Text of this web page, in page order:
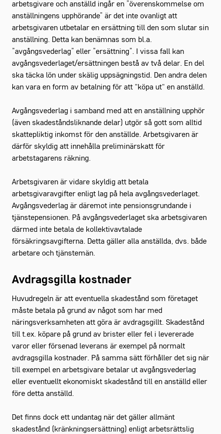
arbetsgivare och anställd ingår en ”överenskommelse om
anställningens upphörande” är det inte ovanligt att
arbetsgivaren utbetalar en ersättning till den som slutar sin
anställning. Detta kan benämnas som bl.a.
”avgångsvederlag” eller ”ersättning”. I vissa fall kan
avgångsvederlaget/ersättningen bestå av två delar. En del
ska täcka lön under skälig uppsägningstid. Den andra delen
kan vara en form av betalning för att "köpa ut" en anställd.
Avgångsvederlag i samband med att en anställning upphör
(även skadeståndsliknande delar) utgör så gott som alltid
skattepliktig inkomst för den anställde. Arbetsgivaren är
därför skyldig att innehålla preliminärskatt för
arbetstagarens räkning.
Arbetsgivaren är vidare skyldig att betala
arbetsgivaravgifter enligt lag på hela avgångsvederlaget.
Avgångsvederlag är däremot inte pensionsgrundande i
tjänstepensionen. På avgångsvederlaget ska arbetsgivaren
därmed inte betala de kollektivavtalade
försäkringsavgifterna. Detta gäller alla anställda, dvs. både
arbetare och tjänstemän.
Avdragsgilla kostnader
Huvudregeln är att eventuella skadestånd som företaget
måste betala på grund av något som har med
näringsverksamheten att göra är avdragsgillt. Skadestånd
till t.ex. köpare på grund av brister eller fel i levererade
varor eller försenad leverans är exempel på normalt
avdragsgilla kostnader. På samma sätt förhåller det sig när
till exempel en arbetsgivare betalar ut avgångsvederlag
eller eventuellt ekonomiskt skadestånd till en anställd eller
före detta anställd.
Det finns dock ett undantag när det gäller allmänt
skadestånd (kränkningsersättning) enligt arbetsrättslig